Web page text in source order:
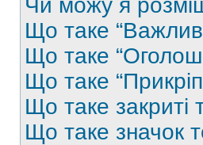
Чи можу я
Що таке
Що таке
Що таке
Що таке закриті
Що таке значок